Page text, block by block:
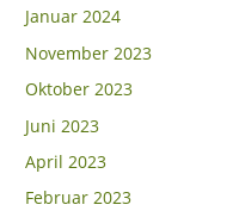
Januar 2024
November 2023
Oktober 2023
Juni 2023
April 2023
Februar 2023